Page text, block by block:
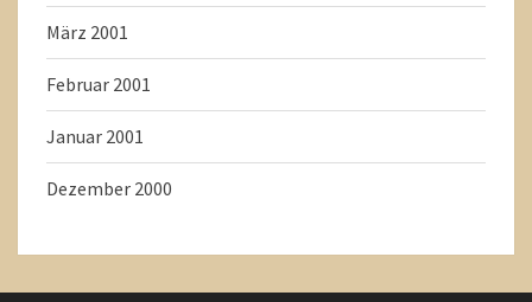
März 2001
Februar 2001
Januar 2001
Dezember 2000